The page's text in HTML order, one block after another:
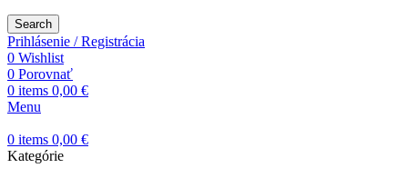
Search
Prihlásenie / Registrácia
0 Wishlist
0 Porovnať
0 items 0,00 €
Menu
0 items 0,00 €
Kategórie